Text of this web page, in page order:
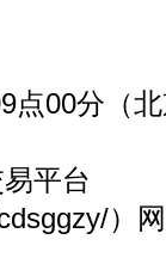
00分（北
平台
）